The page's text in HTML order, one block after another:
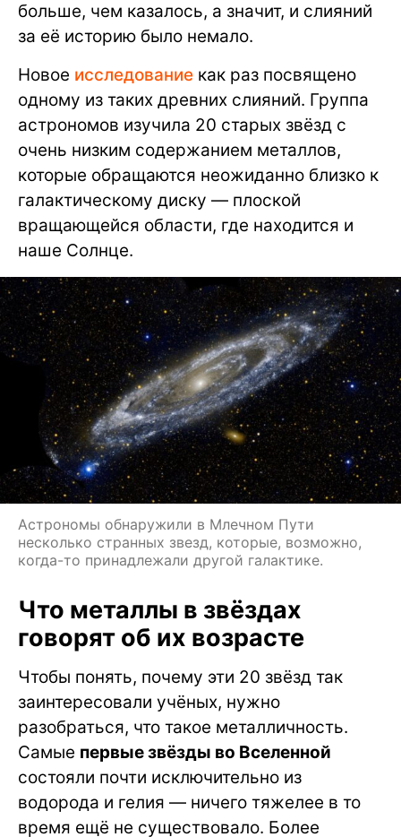
больше, чем казалось, а значит, и слияний
за её историю было немало.
Новое исследование как раз посвящено
одному из таких древних слияний. Группа
астрономов изучила 20 старых звёзд с
очень низким содержанием металлов,
которые обращаются неожиданно близко к
галактическому диску — плоской
вращающейся области, где находится и
наше Солнце.
Астрономы обнаружили в Млечном Пути
несколько странных звезд, которые, возможно,
когда-то принадлежали другой галактике.
Что металлы в звёздах
говорят об их возрасте
Чтобы понять, почему эти 20 звёзд так
заинтересовали учёных, нужно
разобраться, что такое металличность.
Самые первые звёзды во Вселенной
состояли почти исключительно из
водорода и гелия — ничего тяжелее в то
время ещё не существовало. Более